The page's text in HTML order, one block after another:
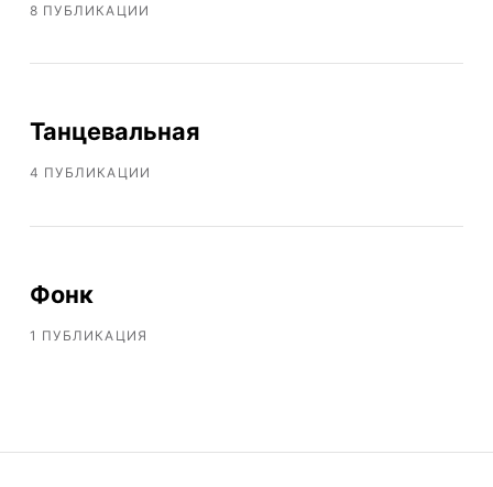
8 ПУБЛИКАЦИИ
Танцевальная
4 ПУБЛИКАЦИИ
Фонк
1 ПУБЛИКАЦИЯ